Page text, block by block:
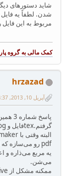
شاید دستورهای
شدن. لطفاً یه
مربوط به این
hrzazad
آپریل 10, 2013, 08:34:37 قبل از ظهر
گرفتم.texفایل و logفایل همون پاسخ شماره ۳ رو پیوست کردم.
یه مربع می‌ذاره و
می‌شن.
ممکنه مشکل از TeX Live من باشه؟